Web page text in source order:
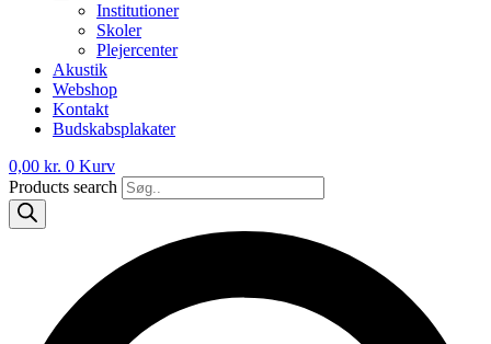
Institutioner
Skoler
Plejercenter
Akustik
Webshop
Kontakt
Budskabsplakater
0,00 kr. 0 Kurv
Products search